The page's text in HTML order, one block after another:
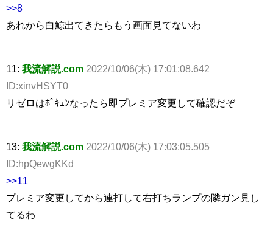
>>8
あれから白鯨出てきたらもう画面見てないわ
11: 我流解説.com 2022/10/06(木) 17:01:08.642
ID:xinvHSYT0
リゼロはﾎﾟｷｭﾝなったら即プレミア変更して確認だぞ
13: 我流解説.com 2022/10/06(木) 17:03:05.505
ID:hpQewgKKd
>>11
プレミア変更してから連打して右打ちランプの隣ガン見し
てるわ